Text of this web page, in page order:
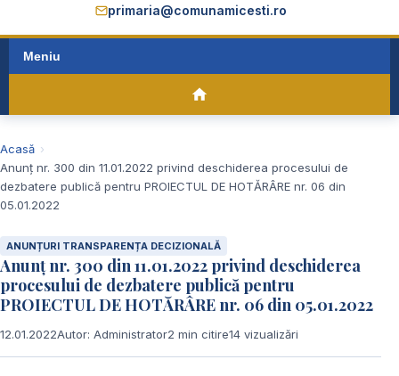
primaria@comunamicesti.ro
Meniu
Acasă
Anunț nr. 300 din 11.01.2022 privind deschiderea procesului de
dezbatere publică pentru PROIECTUL DE HOTĂRÂRE nr. 06 din
05.01.2022
ANUNȚURI TRANSPARENȚA DECIZIONALĂ
Anunț nr. 300 din 11.01.2022 privind deschiderea
procesului de dezbatere publică pentru
PROIECTUL DE HOTĂRÂRE nr. 06 din 05.01.2022
12.01.2022Autor: Administrator2 min citire14 vizualizări